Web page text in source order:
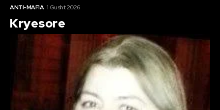
ANTI-MAFIA 1 Gusht 2026
Kryesore